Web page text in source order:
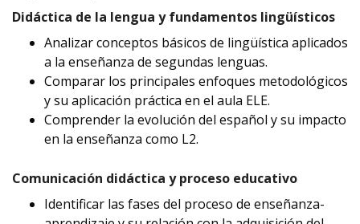
Didáctica de la lengua y fundamentos lingüísticos
Analizar conceptos básicos de lingüística aplicados
a la enseñanza de segundas lenguas.
Comparar los principales enfoques metodológicos
y su aplicación práctica en el aula ELE.
Comprender la evolución del español y su impacto
en la enseñanza como L2.
Comunicación didáctica y proceso educativo
Identificar las fases del proceso de enseñanza-